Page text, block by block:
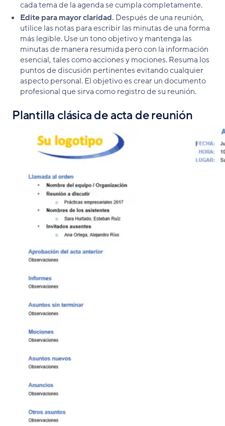
cada tema de la agenda se cumpla completamente.
Edite para mayor claridad. Después de una reunión,
utilice las notas para escribir las minutas de una forma
más legible. Use un tono objetivo y mantenga las
minutas de manera resumida pero con la información
esencial, tales como acciones y mociones. Resuma los
puntos de discusión pertinentes evitando cualquier
aspecto personal. El objetivo es crear un documento
profesional que sirva como registro de su reunión.
Plantilla clásica de acta de reunión